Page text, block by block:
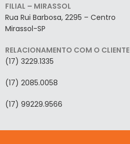
FILIAL – MIRASSOL
Rua Rui Barbosa, 2295 – Centro
Mirassol-SP
RELACIONAMENTO COM O CLIENTE
(17) 3229.1335
(17) 2085.0058
(17) 99229.9566